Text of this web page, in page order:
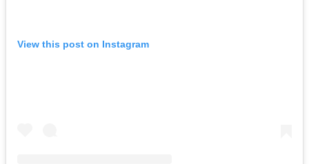
View this post on Instagram